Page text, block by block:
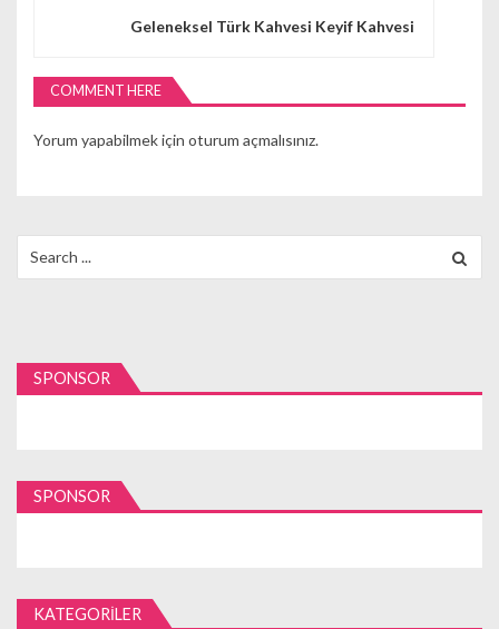
e
m
e
i
Geleneksel Türk Kahvesi Keyif Kahvesi
COMMENT HERE
Yorum yapabilmek için oturum açmalısınız.
for:
SPONSOR
SPONSOR
KATEGORILER